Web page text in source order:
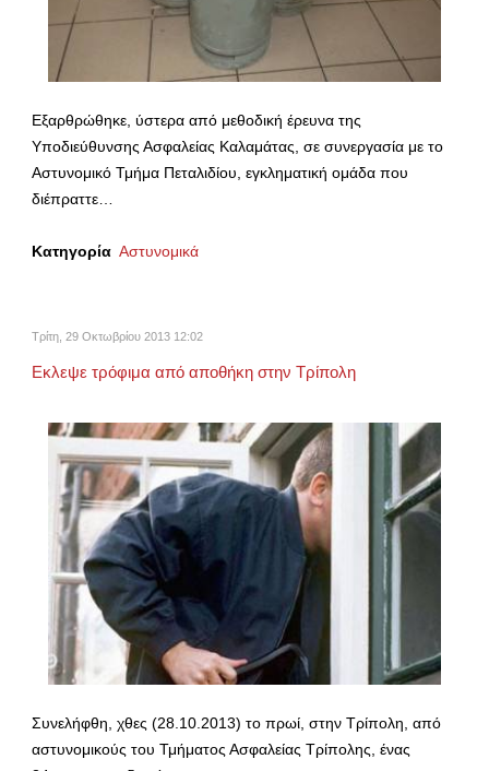
Εξαρθρώθηκε, ύστερα από μεθοδική έρευνα της
Υποδιεύθυνσης Ασφαλείας Καλαμάτας, σε συνεργασία με το
Αστυνομικό Τμήμα Πεταλιδίου, εγκληματική ομάδα που
διέπραττε…
Κατηγορία Αστυνομικά
Τρίτη, 29 Οκτωβρίου 2013 12:02
Εκλεψε τρόφιμα από αποθήκη στην Τρίπολη
Συνελήφθη, χθες (28.10.2013) το πρωί, στην Τρίπολη, από
αστυνομικούς του Τμήματος Ασφαλείας Τρίπολης, ένας